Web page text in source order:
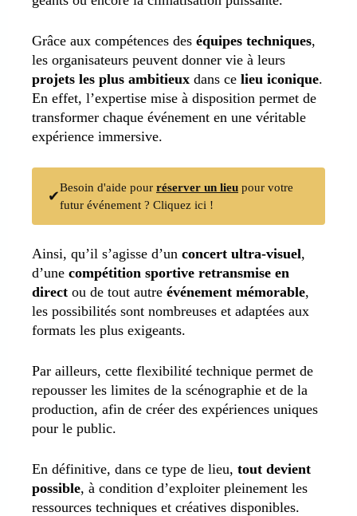
Grâce aux compétences des équipes techniques,
les organisateurs peuvent donner vie à leurs
projets les plus ambitieux dans ce lieu iconique.
En effet, l’expertise mise à disposition permet de
transformer chaque événement en une véritable
expérience immersive.
✔
Besoin d'aide pour réserver un lieu pour votre
futur événement ? Cliquez ici !
Ainsi, qu’il s’agisse d’un concert ultra-visuel,
d’une compétition sportive retransmise en
direct ou de tout autre événement mémorable,
les possibilités sont nombreuses et adaptées aux
formats les plus exigeants.
Par ailleurs, cette flexibilité technique permet de
repousser les limites de la scénographie et de la
production, afin de créer des expériences uniques
pour le public.
En définitive, dans ce type de lieu, tout devient
possible, à condition d’exploiter pleinement les
ressources techniques et créatives disponibles.